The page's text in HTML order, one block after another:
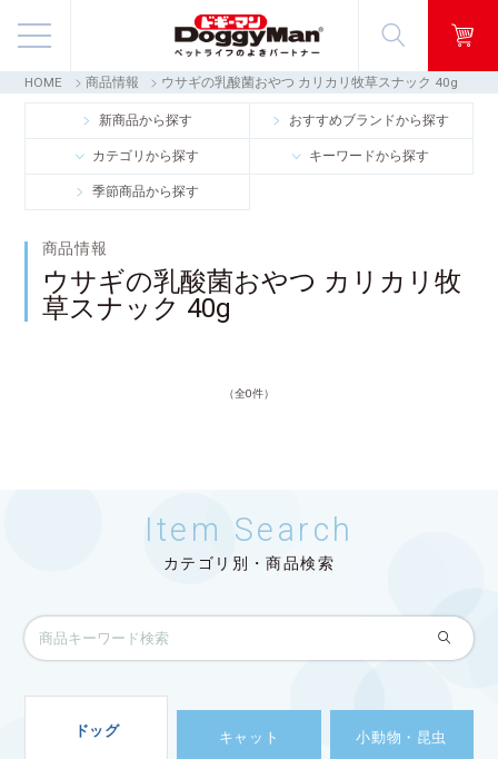
商品情報
映像ギャラリー
お客様窓口・Q＆A
English
HOME 商品情報 ウサギの乳酸菌おやつ カリカリ牧草スナック 40g
新商品から探す おすすめブランドから探す
カテゴリから探す キーワードから探す
季節商品から探す
商品情報
ウサギの乳酸菌おやつ カリカリ牧
草スナック 40g
（全0件）
Item Search
カテゴリ別・商品検索
ドッグ キャット 小動物・昆虫